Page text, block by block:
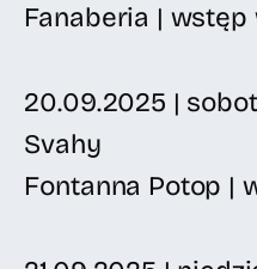
Fanaberia | wstęp
20.09.2025 |
Svahy
Fontanna Potop |